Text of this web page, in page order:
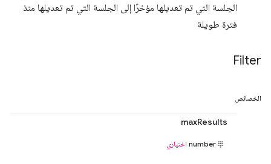
الجلسة التي تم تعديلها مؤخرًا إلى الجلسة التي تم تعديلها منذ
فترة طويلة
Filter
الخصائص
maxResults
number اختياري